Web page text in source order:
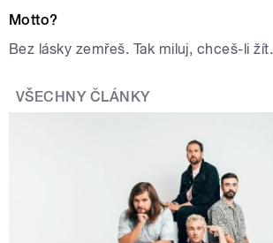
Motto?
Bez lásky zemřeš. Tak miluj, chceš-li žít.
VŠECHNY ČLÁNKY